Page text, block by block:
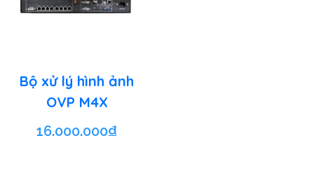
Bộ xử lý hình ảnh
OVP M4X
16.000.000₫